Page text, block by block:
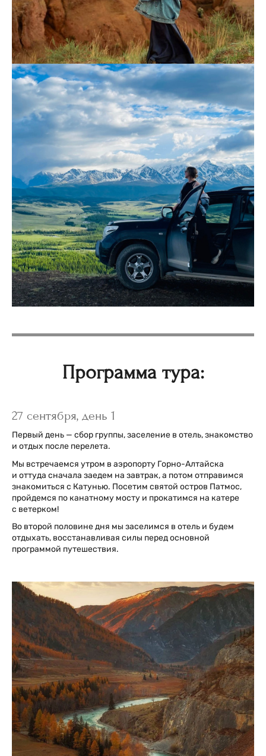
Программа тура:
27 сентября, день 1
Первый день — сбор группы, заселение в отель, знакомство
и отдых после перелета.
Мы встречаемся утром в аэропорту Горно-Алтайска
и оттуда сначала заедем на завтрак, а потом отправимся
знакомиться с Катунью. Посетим святой остров Патмос,
пройдемся по канатному мосту и прокатимся на катере
с ветерком!
Во второй половине дня мы заселимся в отель и будем
отдыхать, восстанавливая силы перед основной
программой путешествия.